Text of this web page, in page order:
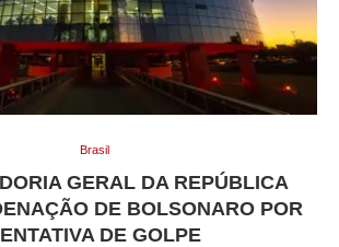
Brasil
GERAL DA REPÚBLICA
DE BOLSONARO POR
DE GOLPE